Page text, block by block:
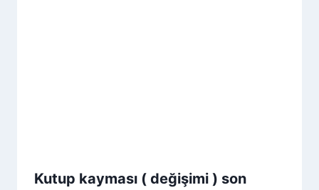
Kutup kayması ( değişimi ) son